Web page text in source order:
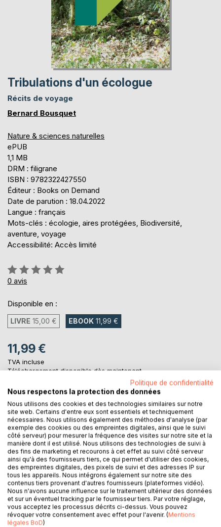
Tribulations d'un écologue
Récits de voyage
Bernard Bousquet
Nature & sciences naturelles
ePUB
1,1 MB
DRM : filigrane
ISBN : 9782322427550
Éditeur : Books on Demand
Date de parution : 18.04.2022
Langue : français
Mots-clés : écologie, aires protégées, Biodiversité,
aventure, voyage
Accessibilité: Accès limité
Évaluation:
0%
0 avis
Disponible en :
LIVRE 15,00 € EBOOK 11,99 €
11,99 €
TVA incluse
Téléchargement disponible dès maintenant
AJOUTER AU PANIER
Ajouter à ma liste d'envies
Laisser un avis
DESCRIPTION
Politique de confidentialité
Nous respectons la protection des données
Nous utilisons des cookies et des technologies similaires sur notre
site web. Certains d'entre eux sont essentiels et techniquement
nécessaires. Nous utilisons également des méthodes d'analyse (par
exemple des cookies ou des empreintes digitales, ainsi que le suivi
côté serveur) pour mesurer la fréquence des visites sur notre site et la
manière dont il est utilisé. Nous utilisons des technologies de suivi à
des fins de marketing et recourons à cet effet au suivi côté serveur
ainsi qu'à des fournisseurs tiers, ce qui permet d'utiliser des cookies,
des empreintes digitales, des pixels de suivi et des adresses IP sur
tous les appareils. Nous intégrons également sur notre site des
contenus tiers provenant d'autres fournisseurs (plateformes vidéo).
Nous n'avons aucune influence sur le traitement ultérieur des données
et sur un éventuel tracking par le fournisseur tiers. Par votre réglage,
vous acceptez les processus décrits ci-dessus. Vous pouvez
révoquer votre consentement avec effet pour l'avenir. (Mentions
légales BoD)